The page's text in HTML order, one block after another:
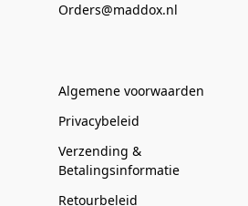
Orders@maddox.nl
Algemene voorwaarden
Privacybeleid
Verzending &
Betalingsinformatie
Retourbeleid